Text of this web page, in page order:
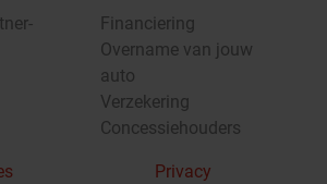
Financiering
Overname van jouw
auto
Verzekering
Concessiehouders
Privacy